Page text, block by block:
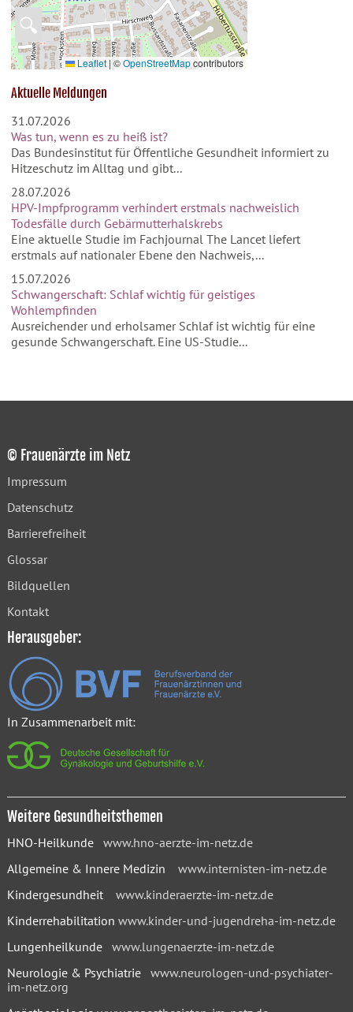
🔍
Leaflet |©OpenStreetMapcontributors
Aktuelle Meldungen
31.07.2026
Was tun, wenn es zu heiß ist?
Das Bundesinstitut für Öffentliche Gesundheit informiert zu
Hitzeschutz im Alltag und gibt...
28.07.2026
HPV-Impfprogramm verhindert erstmals nachweislich
Todesfälle durch Gebärmutterhalskrebs
Eine aktuelle Studie im Fachjournal The Lancet liefert
erstmals auf nationaler Ebene den Nachweis,...
15.07.2026
Schwangerschaft: Schlaf wichtig für geistiges
Wohlempfinden
Ausreichender und erholsamer Schlaf ist wichtig für eine
gesunde Schwangerschaft. Eine US-Studie...
© Frauenärzte im Netz
Impressum
Datenschutz
Barrierefreiheit
Glossar
Bildquellen
Kontakt
Herausgeber:
In Zusammenarbeit mit:
Weitere Gesundheitsthemen
HNO-Heilkunde www.hno-aerzte-im-netz.de
Allgemeine & Innere Medizin www.internisten-im-netz.de
Kindergesundheit www.kinderaerzte-im-netz.de
Kinderrehabilitation www.kinder-und-jugendreha-im-netz.de
Lungenheilkunde www.lungenaerzte-im-netz.de
Neurologie & Psychiatrie www.neurologen-und-psychiater-
im-netz.org